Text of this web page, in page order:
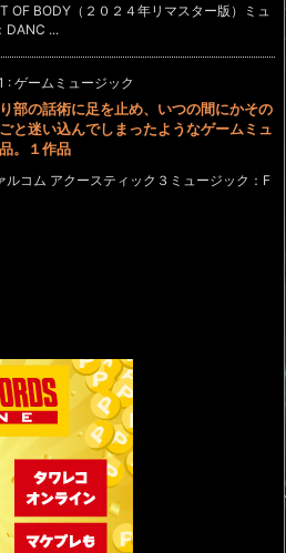
OF BODY（２０２４年リマスター版）ミュ
DANC ...
: ゲームミュージック
部の話術に足を止め、いつの間にかその
と迷い込んでしまったようなゲームミュ
。１作品
ルコム アクースティック３ミュージック：F